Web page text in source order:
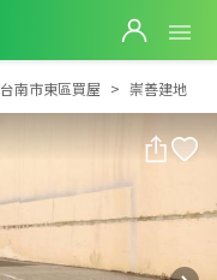
台南市東區買屋 崇善建地